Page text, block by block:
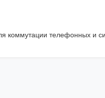
коммутации телефонных и